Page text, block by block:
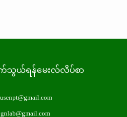
သွယ်ရန်မေးလ်လိပ်စာ